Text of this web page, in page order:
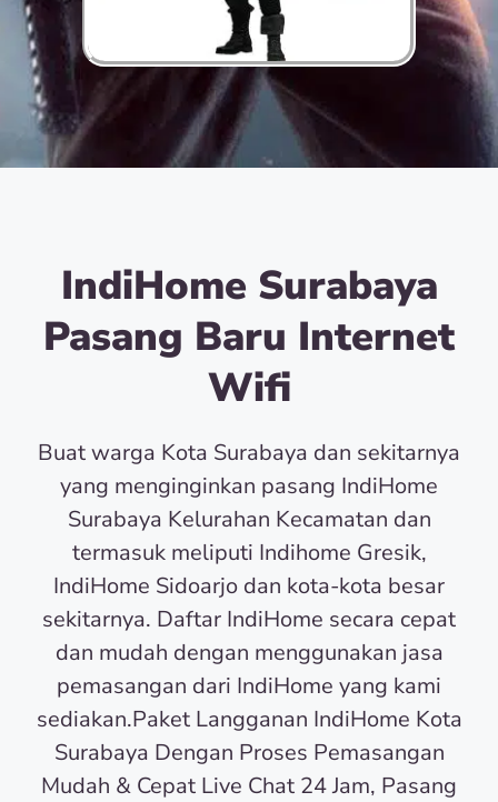
IndiHome Surabaya
Pasang Baru Internet
Wifi
Buat warga Kota Surabaya dan sekitarnya
yang menginginkan pasang IndiHome
Surabaya Kelurahan Kecamatan dan
termasuk meliputi Indihome Gresik,
IndiHome Sidoarjo dan kota-kota besar
sekitarnya. Daftar IndiHome secara cepat
dan mudah dengan menggunakan jasa
pemasangan dari IndiHome yang kami
sediakan.Paket Langganan IndiHome Kota
Surabaya Dengan Proses Pemasangan
Mudah & Cepat Live Chat 24 Jam, Pasang